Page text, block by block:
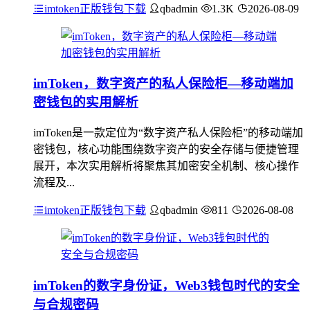
imtoken正版钱包下载 qbadmin 1.3K 2026-08-09
imToken，数字资产的私人保险柜—移动端加
密钱包的实用解析
imToken是一款定位为“数字资产私人保险柜”的移动端加
密钱包，核心功能围绕数字资产的安全存储与便捷管理
展开，本次实用解析将聚焦其加密安全机制、核心操作
流程及...
imtoken正版钱包下载 qbadmin 811 2026-08-08
imToken的数字身份证，Web3钱包时代的安全
与合规密码